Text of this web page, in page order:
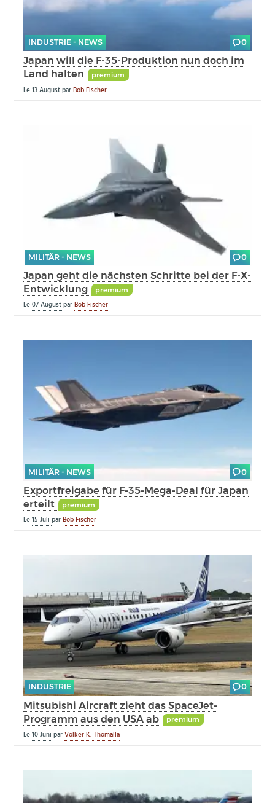
INDUSTRIE - NEWS 0
Japan will die F-35-Produktion nun doch im
Land halten
premium
Le13 AugustparBob Fischer
MILITÄR - NEWS 0
Japan geht die nächsten Schritte bei der F-X-
Entwicklung
premium
Le07 AugustparBob Fischer
MILITÄR - NEWS 0
Exportfreigabe für F-35-Mega-Deal für Japan
erteilt
premium
Le15 JuliparBob Fischer
INDUSTRIE 0
Mitsubishi Aircraft zieht das SpaceJet-
Programm aus den USA ab
premium
Le10 JuniparVolker K. Thomalla